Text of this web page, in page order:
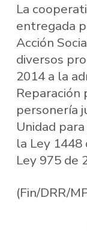
La
entregada
Acción
diversos
2014 a la
Reparación
personería
Unidad
la Ley
Ley 975 de
(Fin/DRR/